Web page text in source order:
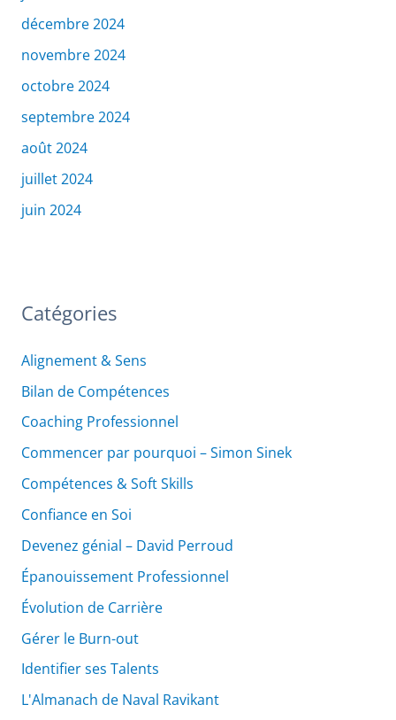
décembre 2024
novembre 2024
octobre 2024
septembre 2024
août 2024
juillet 2024
juin 2024
Catégories
Alignement & Sens
Bilan de Compétences
Coaching Professionnel
Commencer par pourquoi – Simon Sinek
Compétences & Soft Skills
Confiance en Soi
Devenez génial – David Perroud
Épanouissement Professionnel
Évolution de Carrière
Gérer le Burn-out
Identifier ses Talents
L'Almanach de Naval Ravikant